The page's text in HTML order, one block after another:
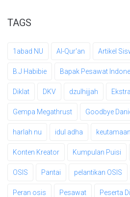
TAGS
1abad NU Al-Qur'an Artikel
B.J Habibie Bapak Pesawat
Diklat DKV dzulhijjah
Gempa Megathrust Goodbye
harlah nu idul adha
Konten Kreator Kumpulan Puisi
OSIS Pantai pelantikan OSIS
Peran osis Pesawat Peserta